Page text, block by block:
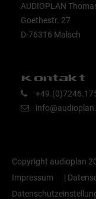
AUDIOPLAN
Goethestr. 27
D-76316 Malsch
Kontakt
Copyright audioplan
Impressum
|